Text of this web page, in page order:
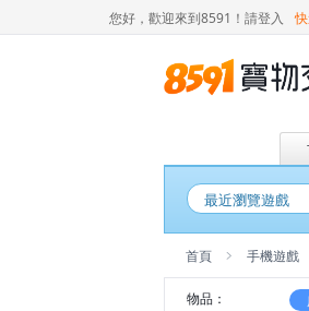
您好，歡迎來到8591！ 請登入
最近瀏覽遊戲
首頁 手機遊戲
物品：